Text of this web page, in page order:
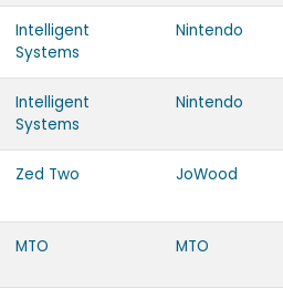
Intelligent
Systems
Nintendo
Intelligent
Systems
Nintendo
Zed Two JoWood
MTO MTO